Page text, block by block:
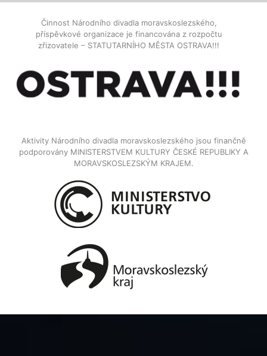
Činnost Národního divadla moravskoslezského,
příspěvkové organizace je financována z rozpočtu
zřizovatele – STATUTARNÍHO MĚSTA OSTRAVA!!!
Aktivity Národního divadla moravskoslezského jsou finančně
podporovány MINISTERSTVEM KULTURY ČESKÉ REPUBLIKY A
MORAVSKOSLEZSKÝM KRAJEM.